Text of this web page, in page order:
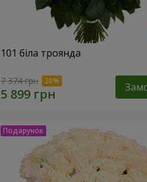
101 біла троянда
7 374 грн